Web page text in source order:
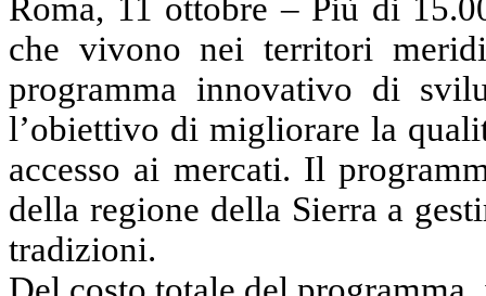
Roma, 11 ottobre – Più di
che vivono nei territori
programma innovativo di
l’obiettivo di migliorare la
accesso ai mercati. Il
della regione della Sierra a
tradizioni.